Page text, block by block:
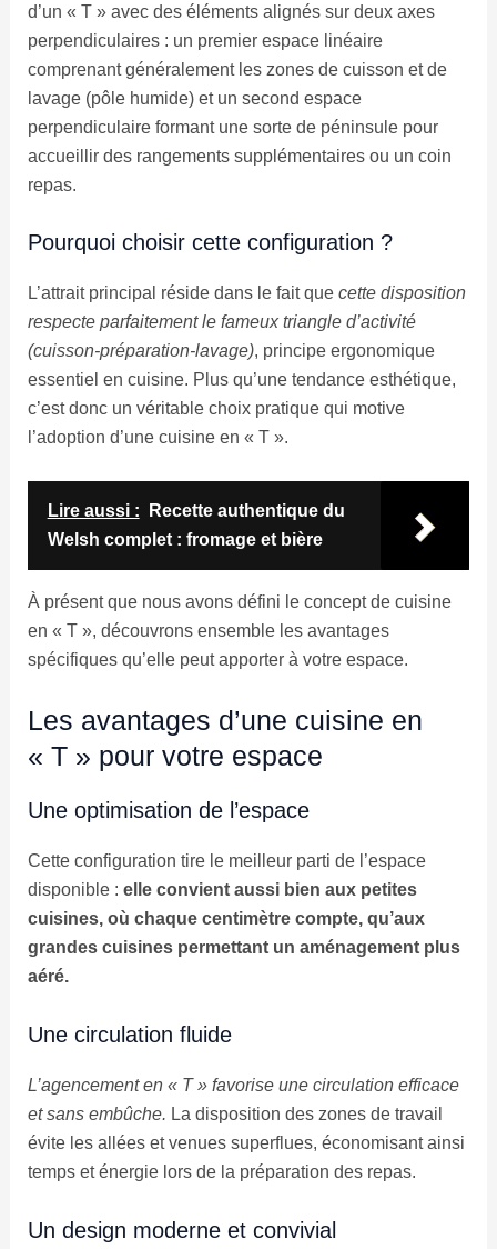
d’un « T » avec des éléments alignés sur deux axes
perpendiculaires : un premier espace linéaire
comprenant généralement les zones de cuisson et de
lavage (pôle humide) et un second espace
perpendiculaire formant une sorte de péninsule pour
accueillir des rangements supplémentaires ou un coin
repas.
Pourquoi choisir cette configuration ?
L’attrait principal réside dans le fait que cette disposition
respecte parfaitement le fameux triangle d’activité
(cuisson-préparation-lavage), principe ergonomique
essentiel en cuisine. Plus qu’une tendance esthétique,
c’est donc un véritable choix pratique qui motive
l’adoption d’une cuisine en « T ».
Lire aussi :
Recette authentique du
Welsh complet : fromage et bière
À présent que nous avons défini le concept de cuisine
en « T », découvrons ensemble les avantages
spécifiques qu’elle peut apporter à votre espace.
Les avantages d’une cuisine en
« T » pour votre espace
Une optimisation de l’espace
Cette configuration tire le meilleur parti de l’espace
disponible : elle convient aussi bien aux petites
cuisines, où chaque centimètre compte, qu’aux
grandes cuisines permettant un aménagement plus
aéré.
Une circulation fluide
L’agencement en « T » favorise une circulation efficace
et sans embûche. La disposition des zones de travail
évite les allées et venues superflues, économisant ainsi
temps et énergie lors de la préparation des repas.
Un design moderne et convivial